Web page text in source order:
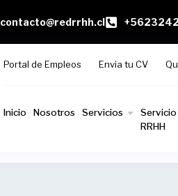
contacto@redrrhh.cl
Portal de Empleos Envia tu CV
Inicio Nosotros Servicios
Servicio
RRHH